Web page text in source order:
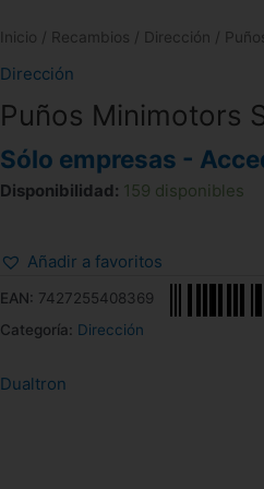
Inicio / Recambios / Dirección /
Dirección
Puños Minimotors
Sólo empresas -
Disponibilidad: 159 disponibles
Añadir a favoritos
EAN: 7427255408369
Categoría: Dirección
Dualtron